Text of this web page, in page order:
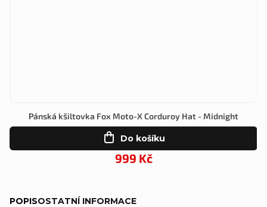
Pánská kšiltovka Fox Moto-X Corduroy Hat - Midnight
999 Kč
Do košíku
POPISOSTATNÍ INFORMACE